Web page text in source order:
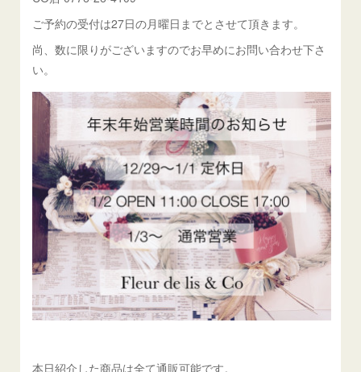
ご予約の受付は27日の月曜日までとさせて頂きます。
尚、数に限りがございますのでお早めにお問い合わせ下さ
い。
本日紹介した商品は全て通販可能です。